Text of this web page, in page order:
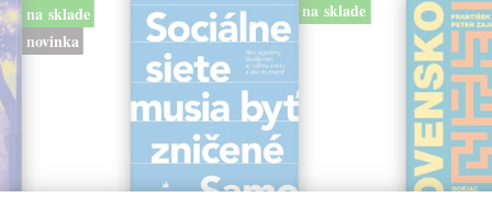
na sklade
novinka
na sklade